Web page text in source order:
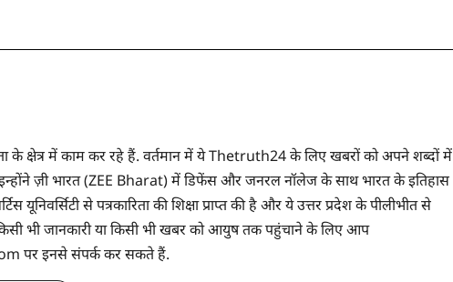
के क्षेत्र में काम कर रहे हैं. वर्तमान में ये Thetruth24 के लिए खबरों को अपने शब्दों में
ज़ी भारत (ZEE Bharat) में डिफेंस और जनरल नॉलेज के साथ भारत के इतिहास
यूनिवर्सिटी से पत्रकारिता की शिक्षा प्राप्त की है और ये उत्तर प्रदेश के पीलीभीत से
भी जानकारी या किसी भी खबर को आयुष तक पहुंचाने के लिए आप
पर इनसे संपर्क कर सकते हैं.